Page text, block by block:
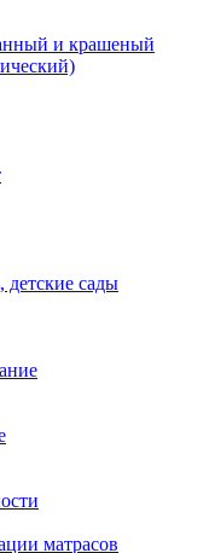
и крашеный
детские сады
матрасов